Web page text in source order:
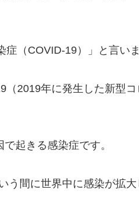
（COVID-19）」と言いま
2019年に発生した新型
起きる感染症です。
う間に世界中に感染が拡